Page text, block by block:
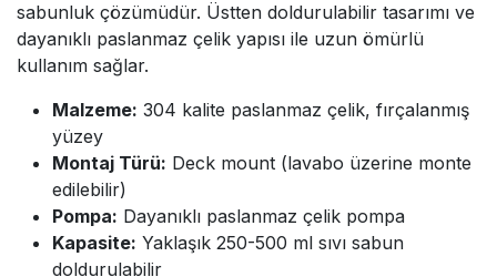
sabunluk çözümüdür. Üstten doldurulabilir tasarımı ve
dayanıklı paslanmaz çelik yapısı ile uzun ömürlü
kullanım sağlar.
Malzeme: 304 kalite paslanmaz çelik, fırçalanmış
yüzey
Montaj Türü: Deck mount (lavabo üzerine monte
edilebilir)
Pompa: Dayanıklı paslanmaz çelik pompa
Kapasite: Yaklaşık 250-500 ml sıvı sabun
doldurulabilir